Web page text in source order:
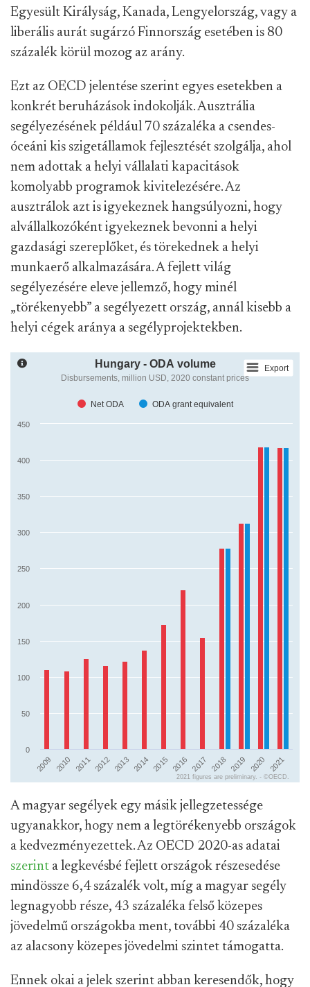
Egyesült Királyság, Kanada, Lengyelország, vagy a
liberális aurát sugárzó Finnország esetében is 80
százalék körül mozog az arány.
Ezt az OECD jelentése szerint egyes esetekben a
konkrét beruházások indokolják. Ausztrália
segélyezésének például 70 százaléka a csendes-
óceáni kis szigetállamok fejlesztését szolgálja, ahol
nem adottak a helyi vállalati kapacitások
komolyabb programok kivitelezésére. Az
ausztrálok azt is igyekeznek hangsúlyozni, hogy
alvállalkozóként igyekeznek bevonni a helyi
gazdasági szereplőket, és törekednek a helyi
munkaerő alkalmazására. A fejlett világ
segélyezésére eleve jellemző, hogy minél
„törékenyebb” a segélyezett ország, annál kisebb a
helyi cégek aránya a segélyprojektekben.
A magyar segélyek egy másik jellegzetessége
ugyanakkor, hogy nem a legtörékenyebb országok
a kedvezményezettek. Az OECD 2020-as adatai
szerint a legkevésbé fejlett országok részesedése
mindössze 6,4 százalék volt, míg a magyar segély
legnagyobb része, 43 százaléka felső közepes
jövedelmű országokba ment, további 40 százaléka
az alacsony közepes jövedelmi szintet támogatta.
Ennek okai a jelek szerint abban keresendők, hogy